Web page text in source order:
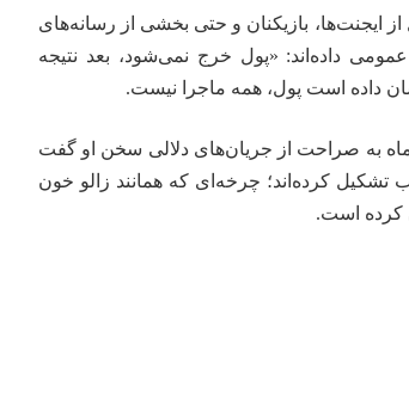
ایجنت‌ها، بازیکنان و حتی بخشی از رسانه‌های
داده‌اند: «پول خرج نمی‌شود، بعد نتیجه
داده است پول، همه ماجرا نیست.
به صراحت از جریان‌های دلالی سخن او گفت
تشکیل کرده‌اند؛ چرخه‌ای که همانند زالو خون
کرده است.